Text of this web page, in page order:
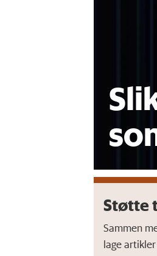
Støtte
Sammen
lage